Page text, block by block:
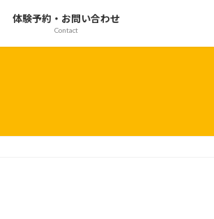
体験予約・お問い合わせ
Contact